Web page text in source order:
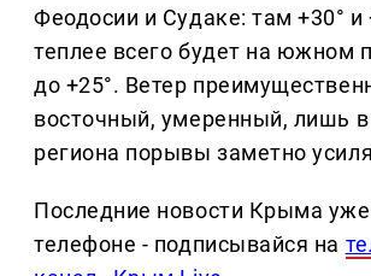
Феодосии и Судаке: там +30°
теплее всего будет на южном
до +25°. Ветер
восточный, умеренный, лишь в
региона порывы заметно
Последние новости Крыма
телефоне - подписывайся на